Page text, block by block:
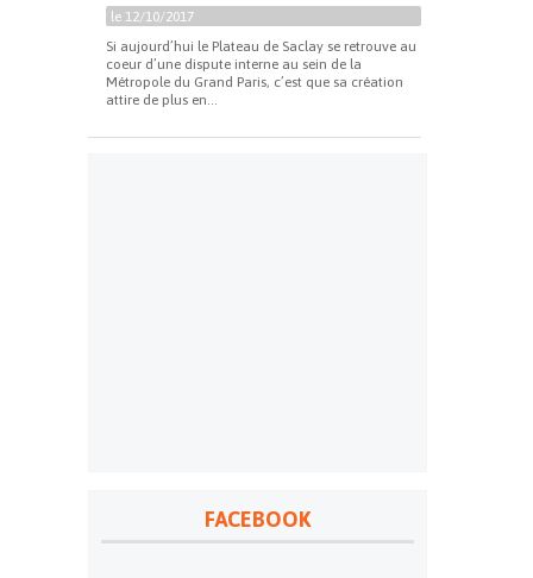
le 12/10/2017
Si aujourd’hui le Plateau de Saclay se retrouve au
coeur d’une dispute interne au sein de la
Métropole du Grand Paris, c’est que sa création
attire de plus en...
FACEBOOK